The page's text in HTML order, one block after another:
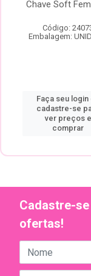
Chave Soft
Código:
Embalagem:
Faça seu login
cadastre-se
ver preços e
comprar
Cadastre-
ofertas!